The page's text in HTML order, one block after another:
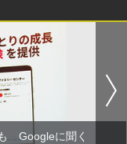
Googleに聞く